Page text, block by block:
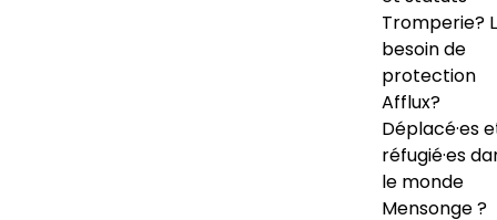
Tromperie?
besoin de
protection
Afflux?
Déplacé·es
réfugié·es
le monde
Mensonge ?